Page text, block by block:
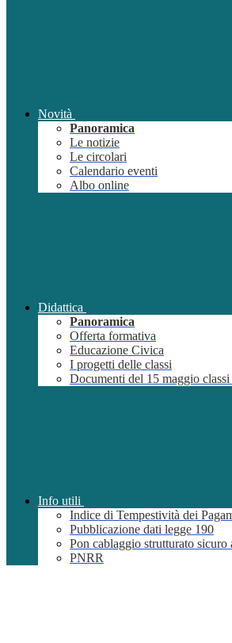
Novità
Panoramica
Le notizie
Le circolari
Calendario eventi
Albo online
Didattica
Panoramica
Offerta formativa
Educazione Civica
I progetti delle classi
Documenti del 15 maggio
Info utili
Indice di Tempestività dei
Pubblicazione dati legge 190
Pon cablaggio strutturato
PNRR